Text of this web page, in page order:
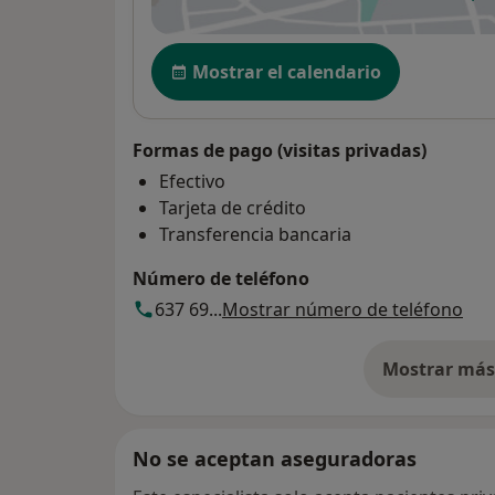
Disponibilidad
Mostrar el calendario
Formas de pago (visitas privadas)
Efectivo
Tarjeta de crédito
Transferencia bancaria
Número de teléfono
637 69...Mostrar número de teléfono
Mostrar
No se aceptan aseguradoras